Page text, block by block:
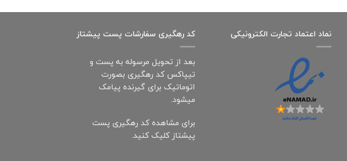
نماد اعتماد تجارت الكترونیكی
کد رهگیری سفارشات پست پیشتاز
بعد از تحویل مرسوله به پست و
تیپاکس کد رهگیری بصورت
اتوماتیک برای گیرنده پیامک
میشود.
برای مشاهده کد رهگیری پست
پیشتاز کلیک کنید.